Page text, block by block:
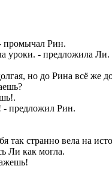
Рин.
уроки. - предложила Ли.
но до Рина всё же
- предложил Рин.
так странно вела на
Ли как могла.